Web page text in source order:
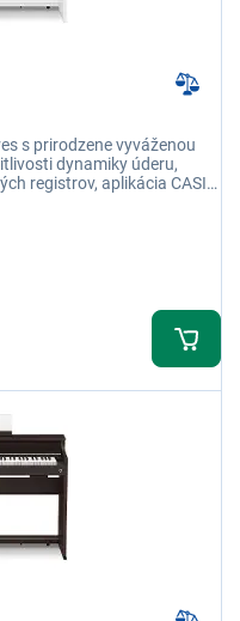
s prirodzene vyváženou
dynamiky úderu,
registrov, aplikácia CASIO